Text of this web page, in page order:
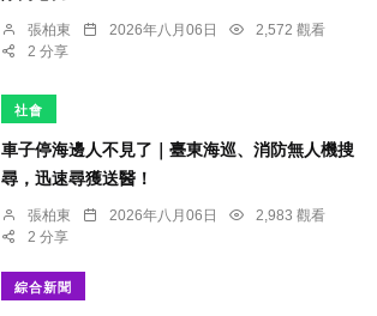
張柏東 2026年八月06日
2,572 觀看
2 分享
社會
車子停海邊人不見了｜臺東海巡、消防無人機搜
尋，迅速尋獲送醫！
張柏東 2026年八月06日
2,983 觀看
2 分享
綜合新聞